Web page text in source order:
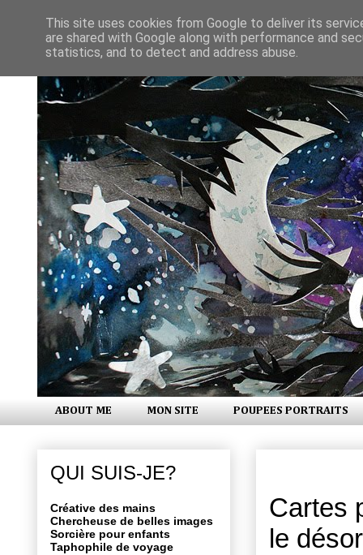
ABOUT ME MON SITE POUPEES PORTRAITS
Cartes
le
QUI SUIS-JE?
Créative des mains
Chercheuse de belles images
Sorcière pour enfants
Taphophile de voyage
This site uses cookies from Google to deliver its
are shared with Google along with performance and
statistics, and to detect and address abuse.